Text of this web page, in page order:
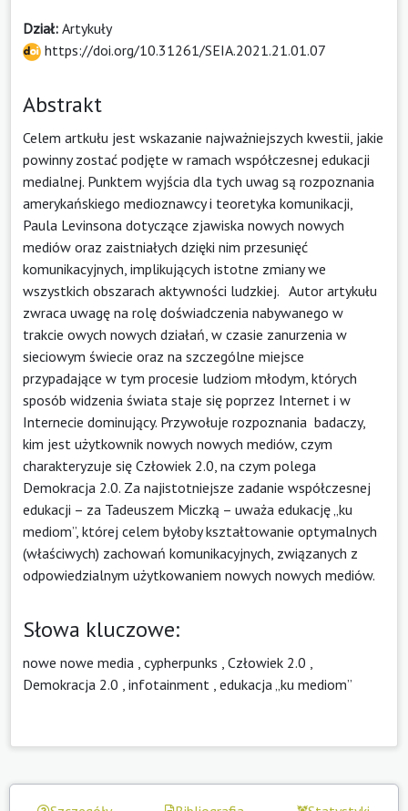
Dział: Artykuły
https://doi.org/10.31261/SEIA.2021.21.01.07
Abstrakt
Celem artkułu jest wskazanie najważniejszych kwestii, jakie
powinny zostać podjęte w ramach współczesnej edukacji
medialnej. Punktem wyjścia dla tych uwag są rozpoznania
amerykańskiego medioznawcy i teoretyka komunikacji,
Paula Levinsona dotyczące zjawiska nowych nowych
mediów oraz zaistniałych dzięki nim przesunięć
komunikacyjnych, implikujących istotne zmiany we
wszystkich obszarach aktywności ludzkiej. Autor artykułu
zwraca uwagę na rolę doświadczenia nabywanego w
trakcie owych nowych działań, w czasie zanurzenia w
sieciowym świecie oraz na szczególne miejsce
przypadające w tym procesie ludziom młodym, których
sposób widzenia świata staje się poprzez Internet i w
Internecie dominujący. Przywołuje rozpoznania badaczy,
kim jest użytkownik nowych nowych mediów, czym
charakteryzuje się Człowiek 2.0, na czym polega
Demokracja 2.0. Za najistotniejsze zadanie współczesnej
edukacji – za Tadeuszem Miczką – uważa edukację „ku
mediom”, której celem byłoby kształtowanie optymalnych
(właściwych) zachowań komunikacyjnych, związanych z
odpowiedzialnym użytkowaniem nowych nowych mediów.
Słowa kluczowe:
nowe nowe media cypherpunks Człowiek 2.0
Demokracja 2.0 infotainment edukacja „ku mediom”